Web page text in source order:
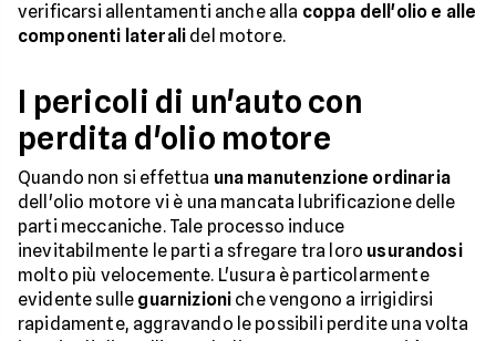
verificarsi allentamenti anche alla coppa dell'olio e alle
componenti laterali del motore.
I pericoli di un'auto con
perdita d'olio motore
Quando non si effettua una manutenzione ordinaria
dell'olio motore vi è una mancata lubrificazione delle
parti meccaniche. Tale processo induce
inevitabilmente le parti a sfregare tra loro usurandosi
molto più velocemente. L'usura è particolarmente
evidente sulle guarnizioni che vengono a irrigidirsi
rapidamente, aggravando le possibili perdite una volta